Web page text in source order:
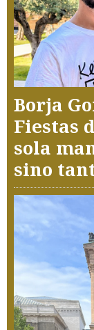
Borja
Fiestas
sola
sino